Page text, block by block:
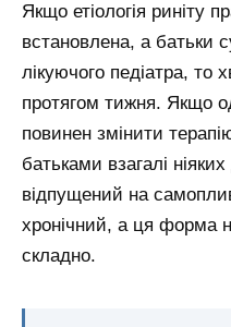
Якщо етіологія риніту
встановлена, а батьки
лікуючого педіатра, то
протягом тижня. Якщо
повинен змінити
батьками взагалі
відпущений на
хронічний, а ця форма
складно.